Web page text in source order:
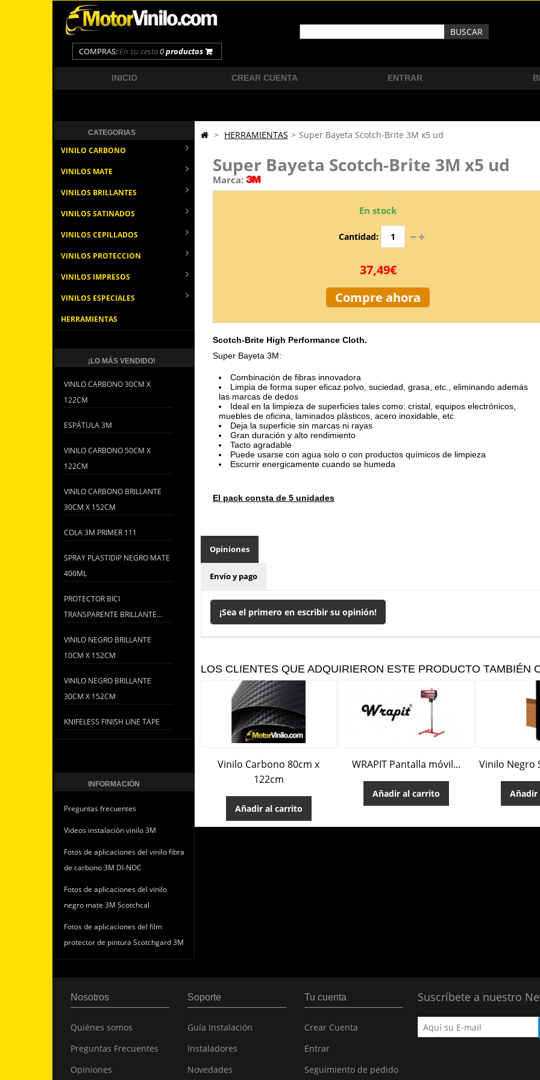
COMPRAS:En su cesta0productos
INICIO CREAR CUENTA ENTRAR
CATEGORIAS
VINILO CARBONO
VINILOS MATE
VINILOS BRILLANTES
VINILOS SATINADOS
VINILOS CEPILLADOS
VINILOS PROTECCION
VINILOS IMPRESOS
VINILOS ESPECIALES
HERRAMIENTAS
¡LO MÁS VENDIDO!
VINILO CARBONO 30CM X
122CM
ESPÁTULA 3M
VINILO CARBONO 50CM X
122CM
VINILO CARBONO BRILLANTE
30CM X 152CM
COLA 3M PRIMER 111
SPRAY PLASTIDIP NEGRO MATE
400ML
PROTECTOR BICI
TRANSPARENTE BRILLANTE...
VINILO NEGRO BRILLANTE
10CM X 152CM
VINILO NEGRO BRILLANTE
30CM X 152CM
KNIFELESS FINISH LINE TAPE
INFORMACIÓN
Preguntas frecuentes
Videos instalación vinilo 3M
Fotos de aplicaciones del vinilo fibra
de carbono 3M DI-NOC
Fotos de aplicaciones del vinilo
negro mate 3M Scotchcal
Fotos de aplicaciones del film
protector de pintura Scotchgard 3M
> HERRAMIENTAS > Super Bayeta Scotch-Brite 3M x5 ud
Super Bayeta Scotch-Brite 3M x5 ud
Marca:
En stock
Cantidad:
37,49€
Compre ahora
Scotch-Brite High Performance Cloth.
Super Bayeta 3M:
Combinación de fibras innovadora
Limpia de forma super eficaz polvo, suciedad, grasa, etc., eliminando además
las marcas de dedos
Ideal en la limpieza de superficies tales como: cristal, equipos electrónicos,
muebles de oficina, laminados plásticos, acero inoxidable, etc
Deja la superficie sin marcas ni rayas
Gran duración y alto rendimiento
Tacto agradable
Puede usarse con agua solo o con productos químicos de limpieza
Escurrir energicamente cuando se humeda
El pack consta de 5 unidades
Opiniones
Envío y pago
¡Sea el primero en escribir su opinión!
LOS CLIENTES QUE ADQUIRIERON ESTE PRODUCTO TAMBIÉN
Vinilo Carbono 80cm x
122cm
Añadir al carrito
WRAPIT Pantalla móvil...
Añadir al carrito
Vinilo Negro
Añadir
Nosotros
Quiénes somos
Preguntas Frecuentes
Opiniones
Soporte
Guía Instalación
Instaladores
Novedades
Tu cuenta
Crear Cuenta
Entrar
Seguimiento de pedido
Suscríbete a nuestro